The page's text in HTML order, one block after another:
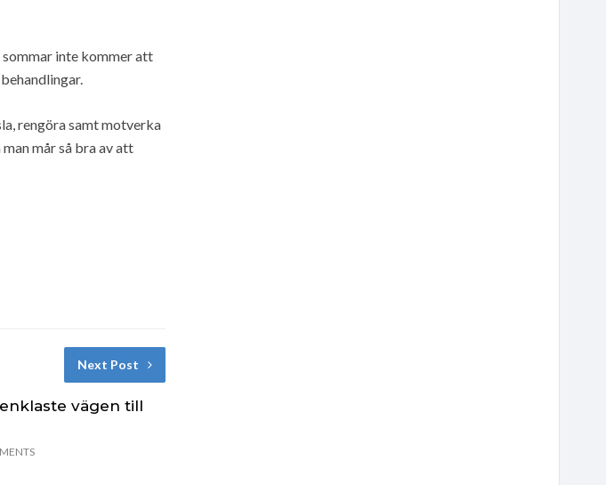
inte kommer att
rengöra samt motverka
mår så bra av att
Next Post
vägen till